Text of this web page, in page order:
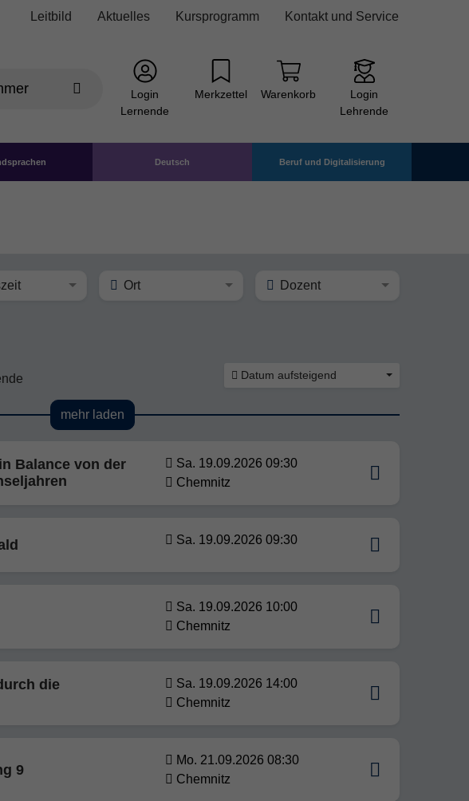
Leitbild Aktuelles Kursprogramm Kontakt und Service
Login
Lernende
Merkzettel Warenkorb
Login
Lehrende
Deutsch Beruf und Digitalisierung
Ort Dozent
Datum aufsteigend
mehr laden
Balance von der
Sa. 19.09.2026 09:30
Chemnitz
Sa. 19.09.2026 09:30
Sa. 19.09.2026 10:00
Chemnitz
die
Sa. 19.09.2026 14:00
Chemnitz
9
Mo. 21.09.2026 08:30
Chemnitz